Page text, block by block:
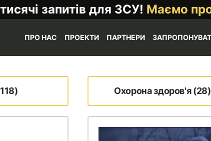
запитів для ЗСУ! Маємо
ПРО НАС ПРОЕКТИ ПАРТНЕРИ
Охорона здоров'я (28)